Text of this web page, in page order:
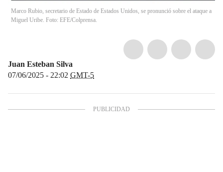
Marco Rubio, secretario de Estado de Estados Unidos, se pronunció sobre el ataque a
Miguel Uribe. Foto: EFE/Colprensa.
Juan Esteban Silva
07/06/2025 - 22:02 GMT-5